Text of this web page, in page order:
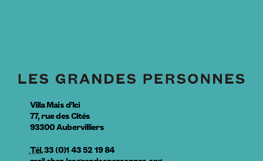
Villa Mais d’Ici
77, rue des Cités
93300Aubervilliers
Tél.33 (0)1 43 52 19 84